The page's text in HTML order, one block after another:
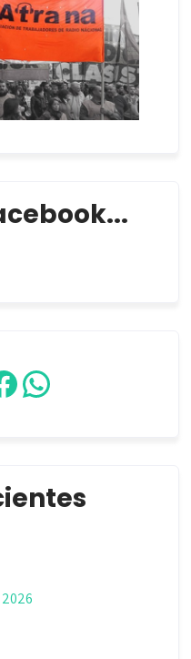
WhatsApp